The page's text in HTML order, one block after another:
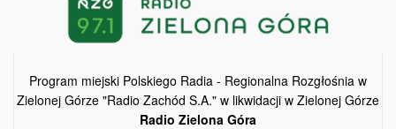
Program miejski Polskiego Radia - Regionalna Rozgłośnia w
Zielonej Górze "Radio Zachód S.A." w likwidacji w Zielonej Górze
Radio Zielona Góra